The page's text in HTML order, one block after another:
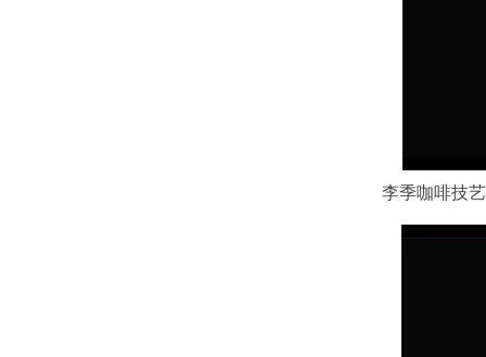
李季咖啡技